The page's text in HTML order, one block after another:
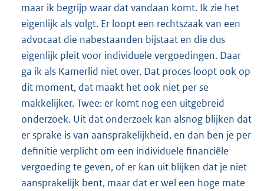
maar ik begrijp waar dat vandaan komt. Ik zie het
eigenlijk als volgt. Er loopt een rechtszaak van een
advocaat die nabestaanden bijstaat en die dus
eigenlijk pleit voor individuele vergoedingen. Daar
ga ik als Kamerlid niet over. Dat proces loopt ook op
dit moment, dat maakt het ook niet per se
makkelijker. Twee: er komt nog een uitgebreid
onderzoek. Uit dat onderzoek kan alsnog blijken dat
er sprake is van aansprakelijkheid, en dan ben je per
definitie verplicht om een individuele financiële
vergoeding te geven, of er kan uit blijken dat je niet
aansprakelijk bent, maar dat er wel een hoge mate